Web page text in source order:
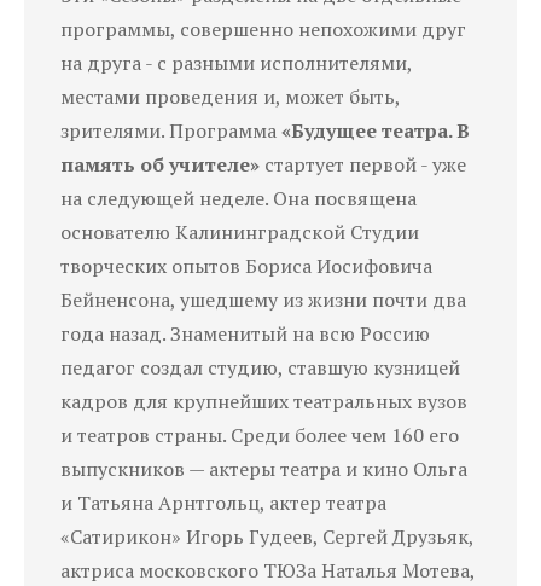
программы, совершенно непохожими друг
на друга - с разными исполнителями,
местами проведения и, может быть,
зрителями. Программа«Будущее театра. В
память об учителе» стартует первой - уже
на следующей неделе. Она посвящена
основателю Калининградской Студии
творческих опытов Бориса Иосифовича
Бейненсона, ушедшему из жизни почти два
года назад. Знаменитый на всю Россию
педагог создал студию, ставшую кузницей
кадров для крупнейших театральных вузов
и театров страны. Среди более чем 160 его
выпускников — актеры театра и кино Ольга
и Татьяна Арнтгольц, актер театра
«Сатирикон» Игорь Гудеев, Сергей Друзьяк,
актриса московского ТЮЗа Наталья Мотева,